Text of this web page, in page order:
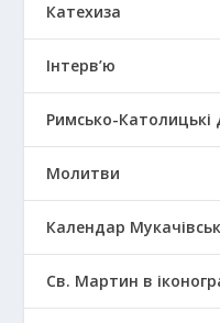
Катехиза
Інтерв’ю
Римсько-Католицькі
Молитви
Календар
Св. Мартин в